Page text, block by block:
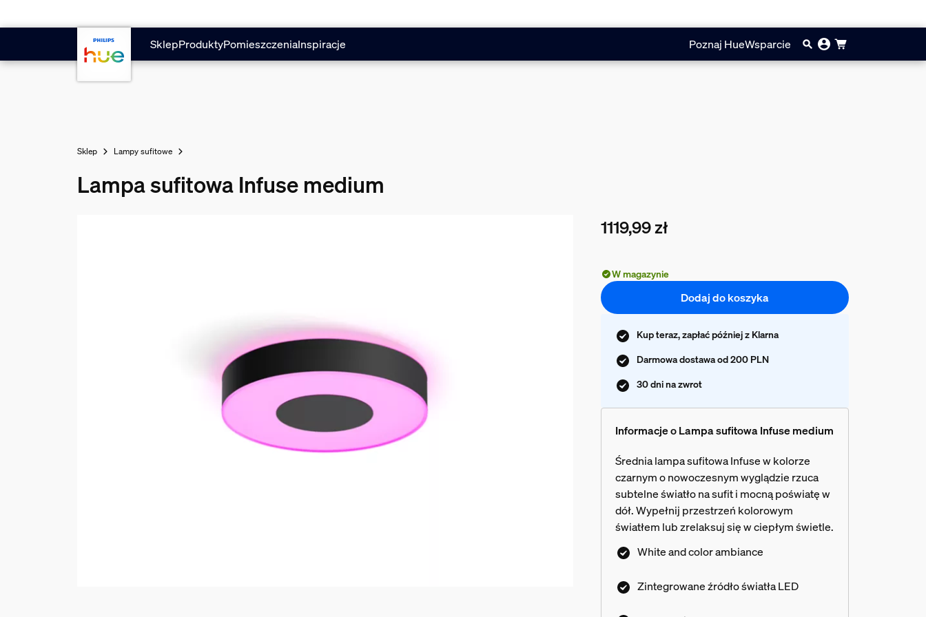
SklepProduktyPomieszczeniaInspiracje Poznaj HueWsparcie
Sklep Lampy sufitowe
Lampa sufitowa Infuse medium
1119,99 zł
W magazynie
Dodaj do koszyka
Kup teraz, zapłać później z Klarna
Darmowa dostawa od 200 PLN
30 dni na zwrot
Informacje o Lampa sufitowa Infuse medium
Średnia lampa sufitowa Infuse w kolorze
czarnym o nowoczesnym wyglądzie rzuca
subtelne światło na sufit i mocną poświatę w
dół. Wypełnij przestrzeń kolorowym
światłem lub zrelaksuj się w ciepłym świetle.
White and color ambiance
Zintegrowane źródło światła LED